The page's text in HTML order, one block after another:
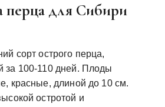
перца для Сибири
сорт острого перца,
за 100-110 дней. Плоды
красные, длиной до 10 см.
остротой и